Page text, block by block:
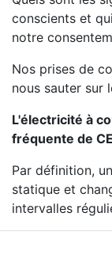
conscients et
notre
Nos prises de
nous sauter sur
L'électricité à
fréquente de
Par définition,
statique et
intervalles